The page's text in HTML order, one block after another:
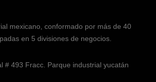
mexicano, conformado por más de 40
en 5 divisiones de negocios.
# 493 Fracc. Parque industrial yucatán